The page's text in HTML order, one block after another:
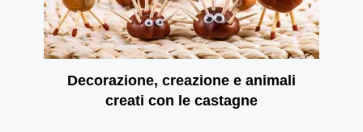
Decorazione, creazione e animali
creati con le castagne